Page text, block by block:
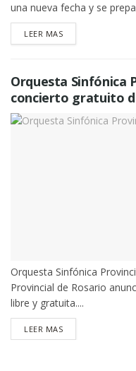
una nueva fecha y se
LEER MASDETAILS
Orquesta Sinfónica
concierto gratuito
Orquesta Sinfónica
Provincial de Rosario
libre y gratuita....
LEER MASDETAILS